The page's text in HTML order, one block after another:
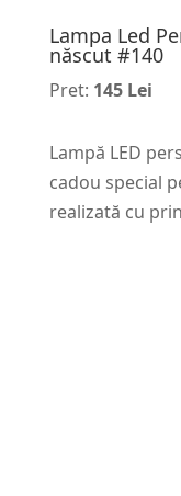
Lampa Led
născut #140
Pret: 145 Lei
Lampă LED
cadou special
realizată cu